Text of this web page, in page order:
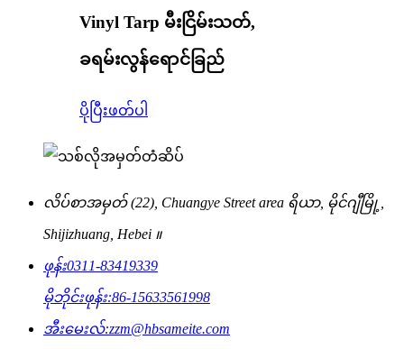
Vinyl Tarp မီးငြိမ်းသတ်,
ခရမ်းလွန်ရောင်ခြည်
ပိုပြီးဖတ်ပါ
လိပ်စာအမှတ် (22), Chuangye Street area ရိယာ, မိုင်ဂျီမြို့,
Shijizhuang, Hebei ။
ဖုန်း0311-83419339
မိုဘိုင်းဖုန်း:86-15633561998
အီးမေးလ်:zzm@hbsameite.com